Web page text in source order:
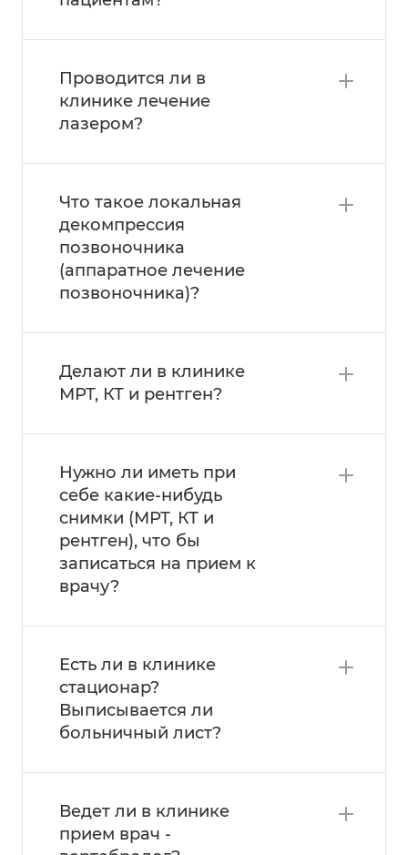
Проводится ли в
клинике лечение
лазером?
Что такое локальная
декомпрессия
позвоночника
(аппаратное лечение
позвоночника)?
Делают ли в клинике
МРТ, КТ и рентген?
Нужно ли иметь при
себе какие-нибудь
снимки (МРТ, КТ и
рентген), что бы
записаться на прием к
врачу?
Есть ли в клинике
стационар?
Выписывается ли
больничный лист?
Ведет ли в клинике
прием врач -